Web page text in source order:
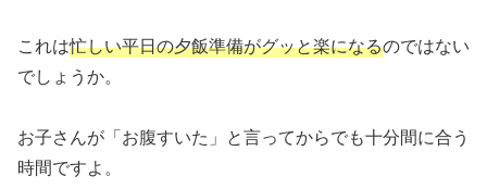
これは忙しい平日の夕飯準備がグッと楽になるのではない
でしょうか。
お子さんが「お腹すいた」と言ってからでも十分間に合う
時間ですよ。